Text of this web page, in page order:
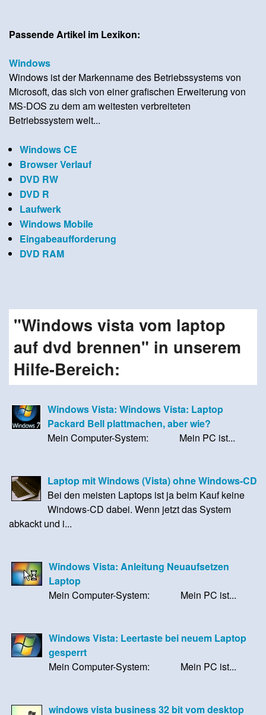
Passende Artikel im Lexikon:
Windows
Windows ist der Markenname des Betriebssystems von
Microsoft, das sich von einer grafischen Erweiterung von
MS-DOS zu dem am weitesten verbreiteten
Betriebssystem welt...
Windows CE
Browser Verlauf
DVD RW
DVD R
Laufwerk
Windows Mobile
Eingabeaufforderung
DVD RAM
"Windows vista vom laptop
auf dvd brennen" in unserem
Hilfe-Bereich:
Windows Vista: Windows Vista: Laptop
Packard Bell plattmachen, aber wie?
Mein Computer-System: Mein PC ist...
Laptop mit Windows (Vista) ohne Windows-CD
Bei den meisten Laptops ist ja beim Kauf keine
Windows-CD dabei. Wenn jetzt das System
abkackt und i...
Windows Vista: Anleitung Neuaufsetzen
Laptop
Mein Computer-System: Mein PC ist...
Windows Vista: Leertaste bei neuem Laptop
gesperrt
Mein Computer-System: Mein PC ist...
windows vista business 32 bit vom desktop